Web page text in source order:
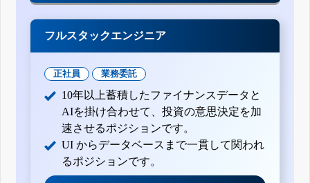
フルスタックエンジニア
正社員 業務委託
10年以上蓄積したファイナンスデータと
AIを掛け合わせて、投資の意思決定を加
速させるポジションです。
UI からデータベースまで一貫して関われ
るポジションです。